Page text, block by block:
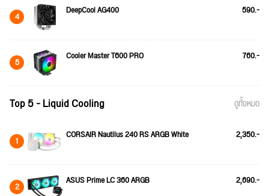
4 DeepCool AG400 590.-
5 Cooler Master T600 PRO 760.-
Top 5 - Liquid Cooling ดูทั้งหมด
1 CORSAIR Nautilus 240 RS ARGB White 2,350.-
2 ASUS Prime LC 360 ARGB 2,690.-